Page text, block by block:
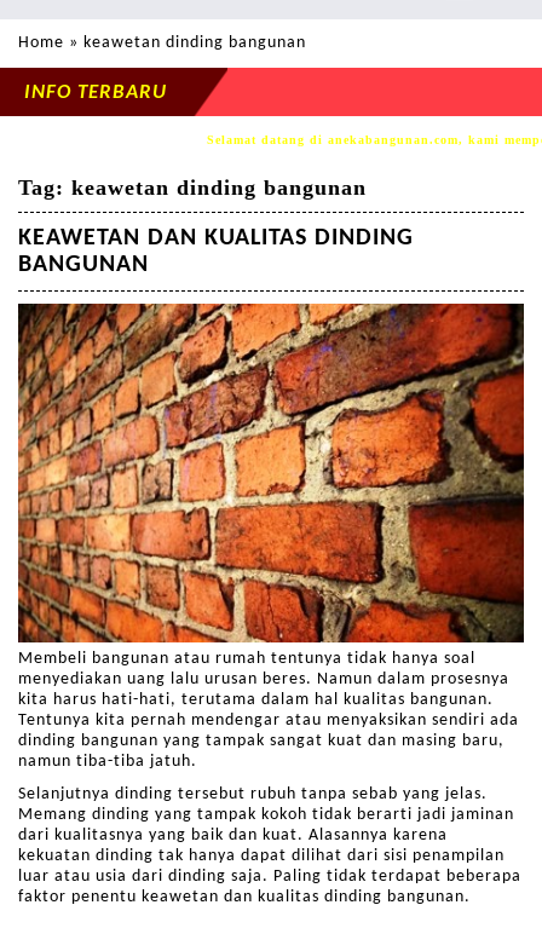
Home » keawetan dinding bangunan
INFO TERBARU
Selamat datang di anekabangunan.com, kami
Tag: keawetan dinding bangunan
KEAWETAN DAN KUALITAS DINDING
BANGUNAN
Membeli bangunan atau rumah tentunya tidak hanya soal
menyediakan uang lalu urusan beres. Namun dalam prosesnya
kita harus hati-hati, terutama dalam hal kualitas bangunan.
Tentunya kita pernah mendengar atau menyaksikan sendiri ada
dinding bangunan yang tampak sangat kuat dan masing baru,
namun tiba-tiba jatuh.
Selanjutnya dinding tersebut rubuh tanpa sebab yang jelas.
Memang dinding yang tampak kokoh tidak berarti jadi jaminan
dari kualitasnya yang baik dan kuat. Alasannya karena
kekuatan dinding tak hanya dapat dilihat dari sisi penampilan
luar atau usia dari dinding saja. Paling tidak terdapat beberapa
faktor penentu keawetan dan kualitas dinding bangunan.